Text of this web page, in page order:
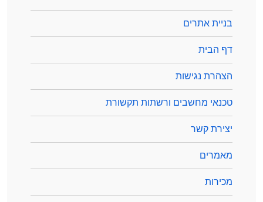
בניית אתרים
דף הבית
הצהרת נגישות
טכנאי מחשבים ורשתות תקשורת
יצירת קשר
מאמרים
מכירות